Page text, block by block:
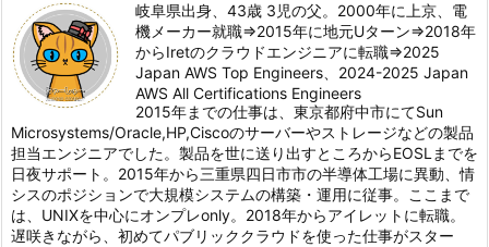
岐阜県出身、43歳 3児の父。2000年に上京、電
機メーカー就職⇒2015年に地元Uターン⇒2018年
からIretのクラウドエンジニアに転職⇒2025
Japan AWS Top Engineers、2024-2025 Japan
AWS All Certifications Engineers
2015年までの仕事は、東京都府中市にてSun
Microsystems/Oracle,HP,Ciscoのサーバーやストレージなどの製品
担当エンジニアでした。製品を世に送り出すところからEOSLまでを
日夜サポート。2015年から三重県四日市市の半導体工場に異動、情
シスのポジションで大規模システムの構築・運用に従事。ここまで
は、UNIXを中心にオンプレonly。2018年からアイレットに転職。
遅咲きながら、初めてパブリッククラウドを使った仕事がスター